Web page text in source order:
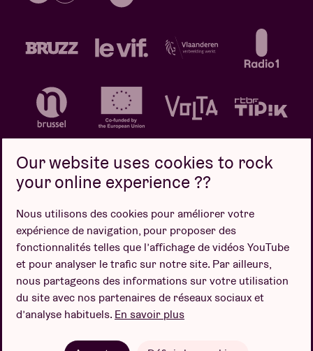
Politique de confidentialité
Politique de cookies
Conditions de vente
Design par
Our website uses cookies to rock
your online experience ??
Nous utilisons des cookies pour améliorer votre
expérience de navigation, pour proposer des
fonctionnalités telles que l’affichage de vidéos YouTube
et pour analyser le trafic sur notre site. Par ailleurs,
nous partageons des informations sur votre utilisation
du site avec nos partenaires de réseaux sociaux et
d’analyse habituels. En savoir plus